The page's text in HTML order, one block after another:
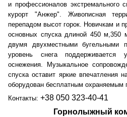
и профессионалов экстремального
курорт "Анжер". Живописная
перепадом высот горок. Новичкам и
основных спуска длиной 450
двумя двухместными бугельными
уровень снега поддерживается
оснежения. Музыкальное
спуска оставит яркие впечатления
оборудован бесплатным охраняемым
Контакты: +38 050 323-40-41
Горнолыжный